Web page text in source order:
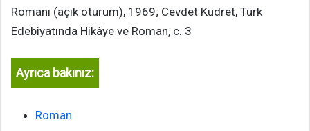
Romanı (açık oturum), 1969; Cevdet Kudret, Türk
Edebiyatında Hikâye ve Roman, c. 3
Ayrıca bakınız:
Roman